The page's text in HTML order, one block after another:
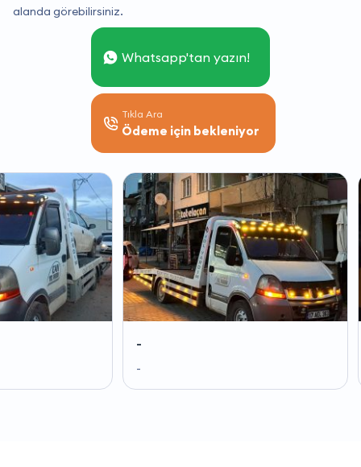
alanda görebilirsiniz.
Whatsapp'tan yazın!
Tıkla Ara
Ödeme için bekleniyor